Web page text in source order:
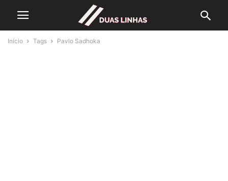
Início Tags Pavlo Sadhoka